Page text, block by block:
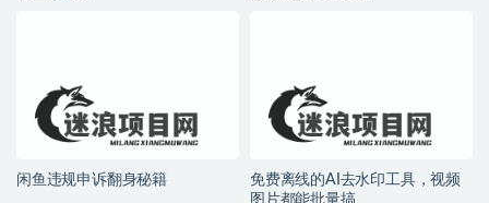
闲鱼违规申诉翻身秘籍
免费离线的AI去水印工具，视频
图片都能批量搞